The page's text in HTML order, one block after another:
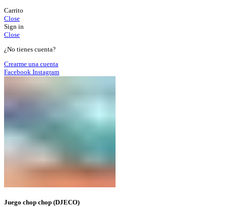
Carrito
Close
Sign in
Close
¿No tienes cuenta?
Crearme una cuenta
Facebook Instagram
Juego chop chop (DJECO)